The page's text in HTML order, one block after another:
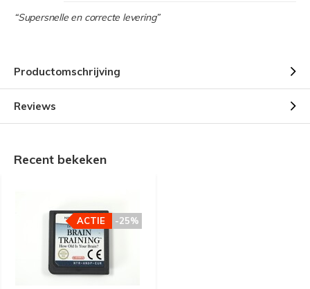
“Supersnelle en correcte levering”
Productomschrijving
Reviews
Recent bekeken
-25%
ACTIE